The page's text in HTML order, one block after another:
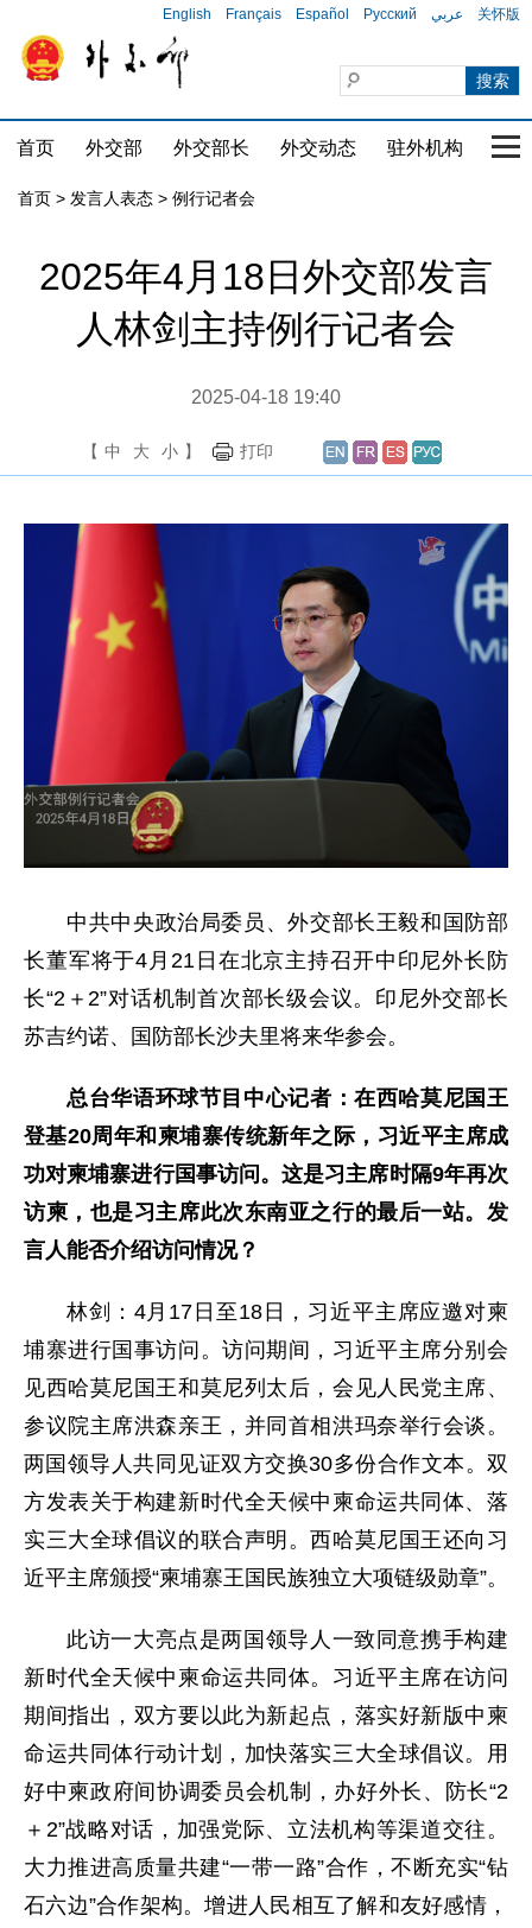
English Français Español Русский عربي 关怀版
首页 外交部 外交部长 外交动态 驻外机构 国
首页 > 发言人表态 > 例行记者会
2025年4月18日外交部发言
人林剑主持例行记者会
2025-04-18 19:40
【 中 大 小 】 打印
中共中央政治局委员、外交部长王毅和国防部
长董军将于4月21日在北京主持召开中印尼外长防
长“2＋2”对话机制首次部长级会议。印尼外交部长
苏吉约诺、国防部长沙夫里将来华参会。
总台华语环球节目中心记者：在西哈莫尼国王
登基20周年和柬埔寨传统新年之际，习近平主席成
功对柬埔寨进行国事访问。这是习主席时隔9年再次
访柬，也是习主席此次东南亚之行的最后一站。发
言人能否介绍访问情况？
林剑：4月17日至18日，习近平主席应邀对柬
埔寨进行国事访问。访问期间，习近平主席分别会
见西哈莫尼国王和莫尼列太后，会见人民党主席、
参议院主席洪森亲王，并同首相洪玛奈举行会谈。
两国领导人共同见证双方交换30多份合作文本。双
方发表关于构建新时代全天候中柬命运共同体、落
实三大全球倡议的联合声明。西哈莫尼国王还向习
近平主席颁授“柬埔寨王国民族独立大项链级勋章”。
此访一大亮点是两国领导人一致同意携手构建
新时代全天候中柬命运共同体。习近平主席在访问
期间指出，双方要以此为新起点，落实好新版中柬
命运共同体行动计划，加快落实三大全球倡议。用
好中柬政府间协调委员会机制，办好外长、防长“2
＋2”战略对话，加强党际、立法机构等渠道交往。
大力推进高质量共建“一带一路”合作，不断充实“钻
石六边”合作架构。增进人民相互了解和友好感情，